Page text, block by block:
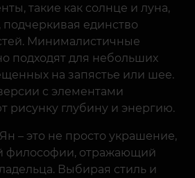
такие как солнце и луна,
единство
Минималистичные
подходят для небольших
на запястье или шее.
с элементами
рисунку глубину и энергию.
– это не просто украшение,
философии, отражающий
Выбирая стиль и